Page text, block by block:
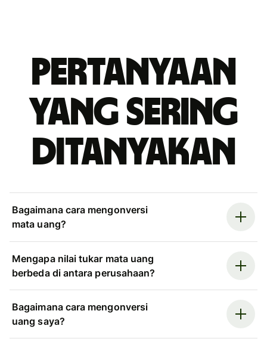
Pertanyaan
yang sering
ditanyakan
Bagaimana cara mengonversi
mata uang?
Mengapa nilai tukar mata uang
berbeda di antara perusahaan?
Bagaimana cara mengonversi
uang saya?